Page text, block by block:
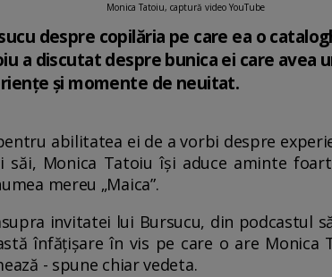
Monica Tatoiu, captură video YouTube
despre copilăria pe care ea o
a discutat despre bunica ei care avea
și momente de neuitat.
abilitatea ei de a vorbi despre
săi, Monica Tatoiu își aduce aminte
mereu „Maica”.
invitatei lui Bursucu, din podcastul
înfățișare în vis pe care o are Monica
- spune chiar vedeta.